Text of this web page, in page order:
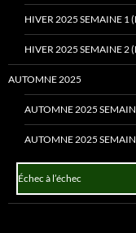
HIVER 2025 SEMAINE 1
HIVER 2025 SEMAINE 2
AUTOMNE 2025
AUTOMNE 2025
AUTOMNE 2025
Échec à l’échec